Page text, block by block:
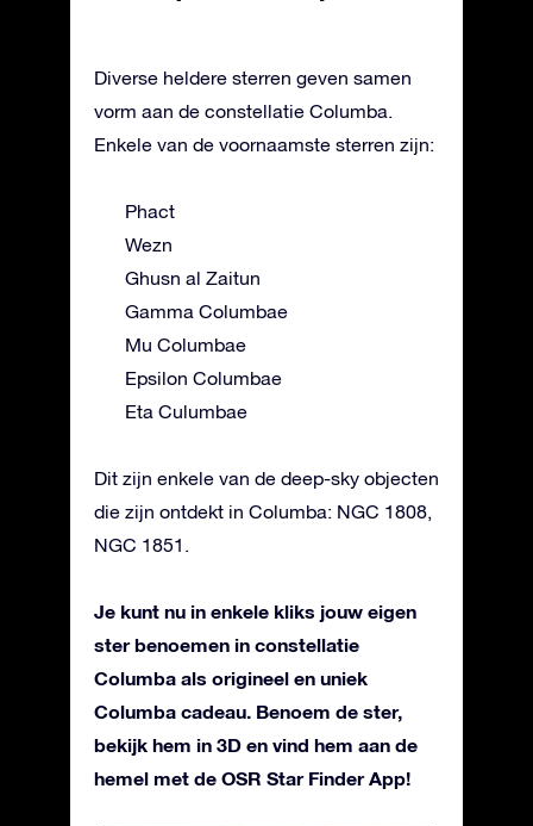
Diverse heldere sterren geven samen
vorm aan de constellatie Columba.
Enkele van de voornaamste sterren zijn:
Phact
Wezn
Ghusn al Zaitun
Gamma Columbae
Mu Columbae
Epsilon Columbae
Eta Culumbae
Dit zijn enkele van de deep-sky objecten
die zijn ontdekt in Columba: NGC 1808,
NGC 1851.
Je kunt nu in enkele kliks jouw eigen
ster benoemen in constellatie
Columba als origineel en uniek
Columba cadeau. Benoem de ster,
bekijk hem in 3D en vind hem aan de
hemel met de OSR Star Finder App!